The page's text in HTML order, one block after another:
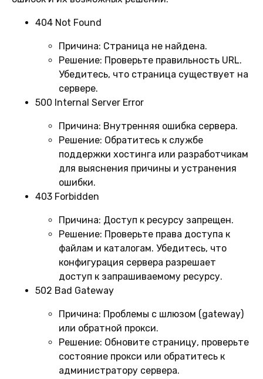
404 Not Found
Причина: Страница не найдена.
Решение: Проверьте правильность URL.
Убедитесь, что страница существует на
сервере.
500 Internal Server Error
Причина: Внутренняя ошибка сервера.
Решение: Обратитесь к службе
поддержки хостинга или разработчикам
для выяснения причины и устранения
ошибки.
403 Forbidden
Причина: Доступ к ресурсу запрещен.
Решение: Проверьте права доступа к
файлам и каталогам. Убедитесь, что
конфигурация сервера разрешает
доступ к запрашиваемому ресурсу.
502 Bad Gateway
Причина: Проблемы с шлюзом (gateway)
или обратной прокси.
Решение: Обновите страницу, проверьте
состояние прокси или обратитесь к
администратору сервера.